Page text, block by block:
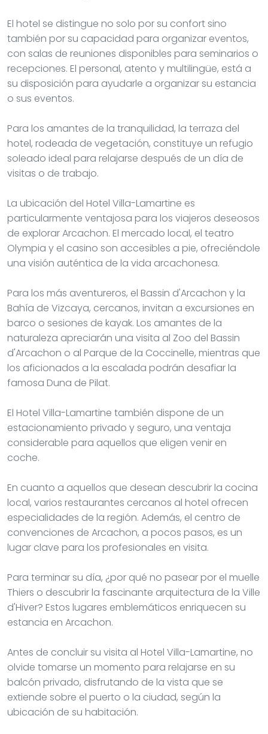
El hotel se distingue no solo por su confort sino
también por su capacidad para organizar eventos,
con salas de reuniones disponibles para seminarios o
recepciones. El personal, atento y multilingüe, está a
su disposición para ayudarle a organizar su estancia
o sus eventos.
Para los amantes de la tranquilidad, la terraza del
hotel, rodeada de vegetación, constituye un refugio
soleado ideal para relajarse después de un día de
visitas o de trabajo.
La ubicación del Hotel Villa-Lamartine es
particularmente ventajosa para los viajeros deseosos
de explorar Arcachon. El mercado local, el teatro
Olympia y el casino son accesibles a pie, ofreciéndole
una visión auténtica de la vida arcachonesa.
Para los más aventureros, el Bassin d'Arcachon y la
Bahía de Vizcaya, cercanos, invitan a excursiones en
barco o sesiones de kayak. Los amantes de la
naturaleza apreciarán una visita al Zoo del Bassin
d'Arcachon o al Parque de la Coccinelle, mientras que
los aficionados a la escalada podrán desafiar la
famosa Duna de Pilat.
El Hotel Villa-Lamartine también dispone de un
estacionamiento privado y seguro, una ventaja
considerable para aquellos que eligen venir en
coche.
En cuanto a aquellos que desean descubrir la cocina
local, varios restaurantes cercanos al hotel ofrecen
especialidades de la región. Además, el centro de
convenciones de Arcachon, a pocos pasos, es un
lugar clave para los profesionales en visita.
Para terminar su día, ¿por qué no pasear por el muelle
Thiers o descubrir la fascinante arquitectura de la Ville
d'Hiver? Estos lugares emblemáticos enriquecen su
estancia en Arcachon.
Antes de concluir su visita al Hotel Villa-Lamartine, no
olvide tomarse un momento para relajarse en su
balcón privado, disfrutando de la vista que se
extiende sobre el puerto o la ciudad, según la
ubicación de su habitación.